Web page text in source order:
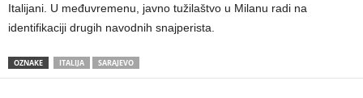
Italijani. U međuvremenu, javno tužilaštvo u Milanu radi na
identifikaciji drugih navodnih snajperista.
OZNAKE ITALIJA SARAJEVO